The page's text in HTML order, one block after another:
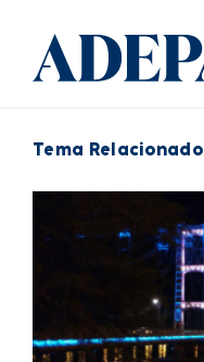
Tema Relacionado